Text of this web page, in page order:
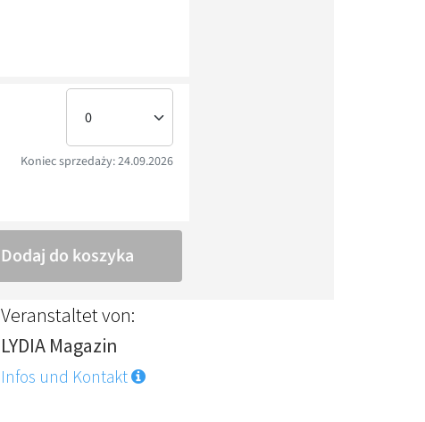
Veranstaltet von:
LYDIA Magazin
Infos und Kontakt